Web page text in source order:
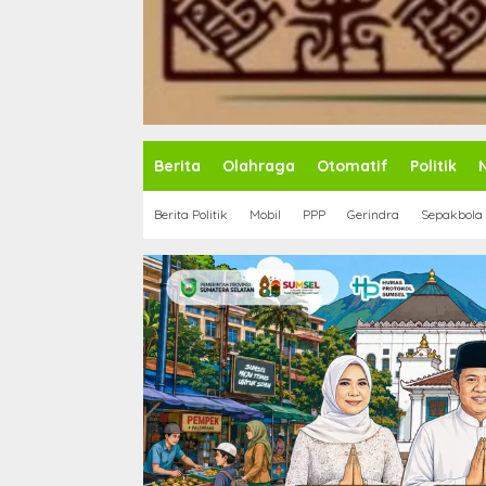
Berita Olahraga Otomatif Politik
Berita Politik Mobil PPP Gerindra Sepakbola